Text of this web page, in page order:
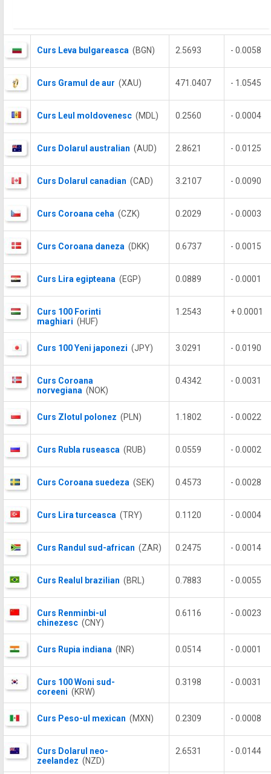
Curs Leva bulgareasca (BGN) 2.5693 - 0.0058
Curs Gramul de aur (XAU) 471.0407 - 1.0545
Curs Leul moldovenesc (MDL) 0.2560 - 0.0004
Curs Dolarul australian (AUD) 2.8621 - 0.0125
Curs Dolarul canadian (CAD) 3.2107 - 0.0090
Curs Coroana ceha (CZK) 0.2029 - 0.0003
Curs Coroana daneza (DKK) 0.6737 - 0.0015
Curs Lira egipteana (EGP) 0.0889 - 0.0001
Curs 100 Forinti
maghiari (HUF)
1.2543 + 0.0001
Curs 100 Yeni japonezi (JPY) 3.0291 - 0.0190
Curs Coroana
norvegiana (NOK)
0.4342 - 0.0031
Curs Zlotul polonez (PLN) 1.1802 - 0.0022
Curs Rubla ruseasca (RUB) 0.0559 - 0.0002
Curs Coroana suedeza (SEK) 0.4573 - 0.0028
Curs Lira turceasca (TRY) 0.1120 - 0.0004
Curs Randul sud-african (ZAR) 0.2475 - 0.0014
Curs Realul brazilian (BRL) 0.7883 - 0.0055
Curs Renminbi-ul
chinezesc (CNY)
0.6116 - 0.0023
Curs Rupia indiana (INR) 0.0514 - 0.0001
Curs 100 Woni sud-
coreeni (KRW)
0.3198 - 0.0031
Curs Peso-ul mexican (MXN) 0.2309 - 0.0008
Curs Dolarul neo-
zeelandez (NZD)
2.6531 - 0.0144